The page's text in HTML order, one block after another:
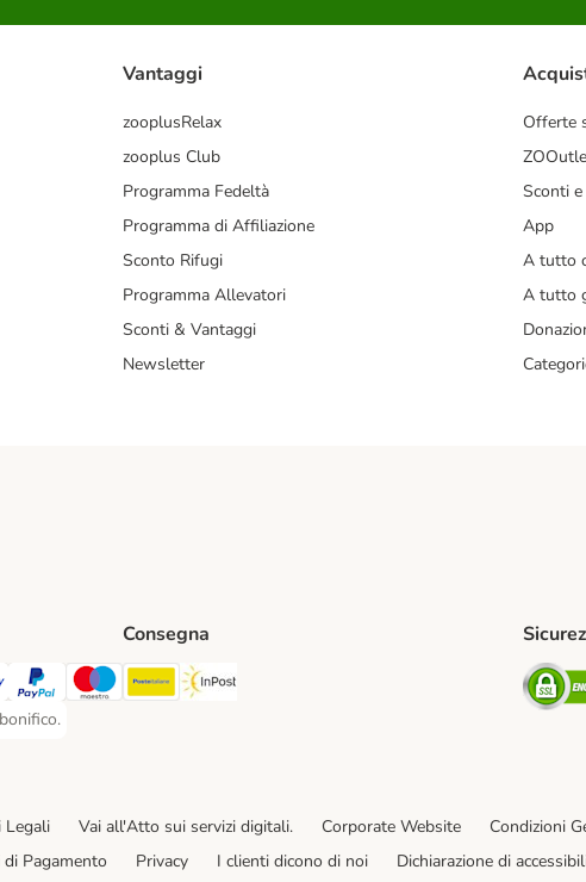
Vantaggi
zooplusRelax
zooplus Club
Programma Fedeltà
Programma di Affiliazione
Sconto Rifugi
Programma Allevatori
Sconti & Vantaggi
Newsletter
Offerte
Sconti
App
A tutto
A tutto
MethodPayment Method
Club. Payment Method
Postepay. Payment Method
Paga con PayPal. Payment Method
Paga con Maestro. Payment Method
Payment Method
Consegna
Poste Italiane. Shipping Method
Legali Vai all'Atto sui servizi digitali. Corporate Website Condizioni
Pagamento Privacy I clienti dicono di noi Dichiarazione di